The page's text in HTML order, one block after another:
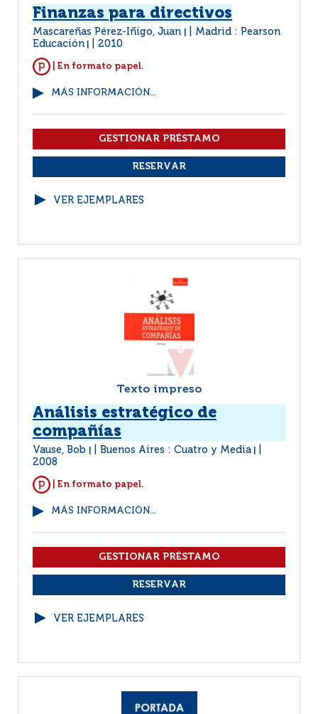
Finanzas para directivos
Mascareñas Pérez-Iñigo, Juan
Madrid : Pearson
Educación
2010
| En formato papel.
MÁS INFORMACIÓN...
VER EJEMPLARES
Texto impreso
Análisis estratégico de
compañías
Vause, Bob Buenos Aires : Cuatro y Media
2008
| En formato papel.
MÁS INFORMACIÓN...
VER EJEMPLARES